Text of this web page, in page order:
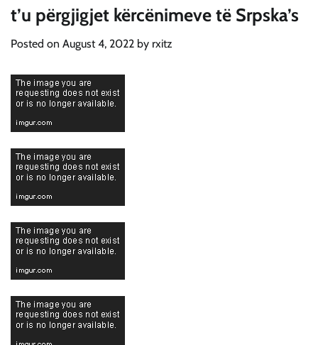
t’u përgjigjet kërcënimeve të Srpska’s
Posted on August 4, 2022 by rxitz